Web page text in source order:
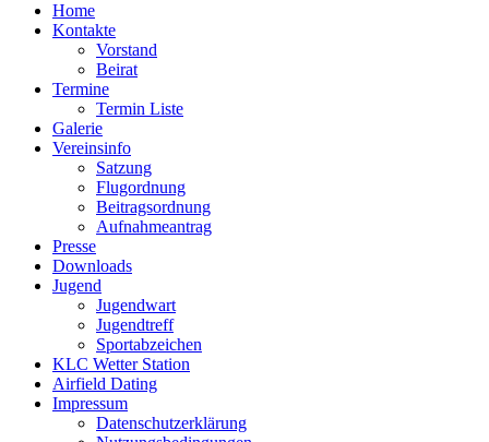
Home
Kontakte
Vorstand
Beirat
Termine
Termin Liste
Galerie
Vereinsinfo
Satzung
Flugordnung
Beitragsordnung
Aufnahmeantrag
Presse
Downloads
Jugend
Jugendwart
Jugendtreff
Sportabzeichen
KLC Wetter Station
Airfield Dating
Impressum
Datenschutzerklärung